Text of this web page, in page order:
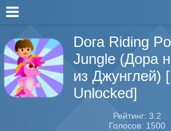
Dora Riding
Jungle (Дора
из
Unlocked]
Рейтинг: 3.2
Голосов: 1500